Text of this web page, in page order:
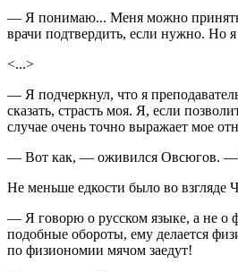
— Я понимаю... Меня можно принять
врачи подтвердить, если нужно. Но
<...>
— Я подчеркнул, что я
сказать, страсть моя. Я, если
случае очень точно выражает мое
— Вот как, — оживился Овсюгов. —
Не меньше едкости было во взгляде
— Я говорю о русском языке, а не о
подобные обороты, ему делается
по физиономии мячом заедут!